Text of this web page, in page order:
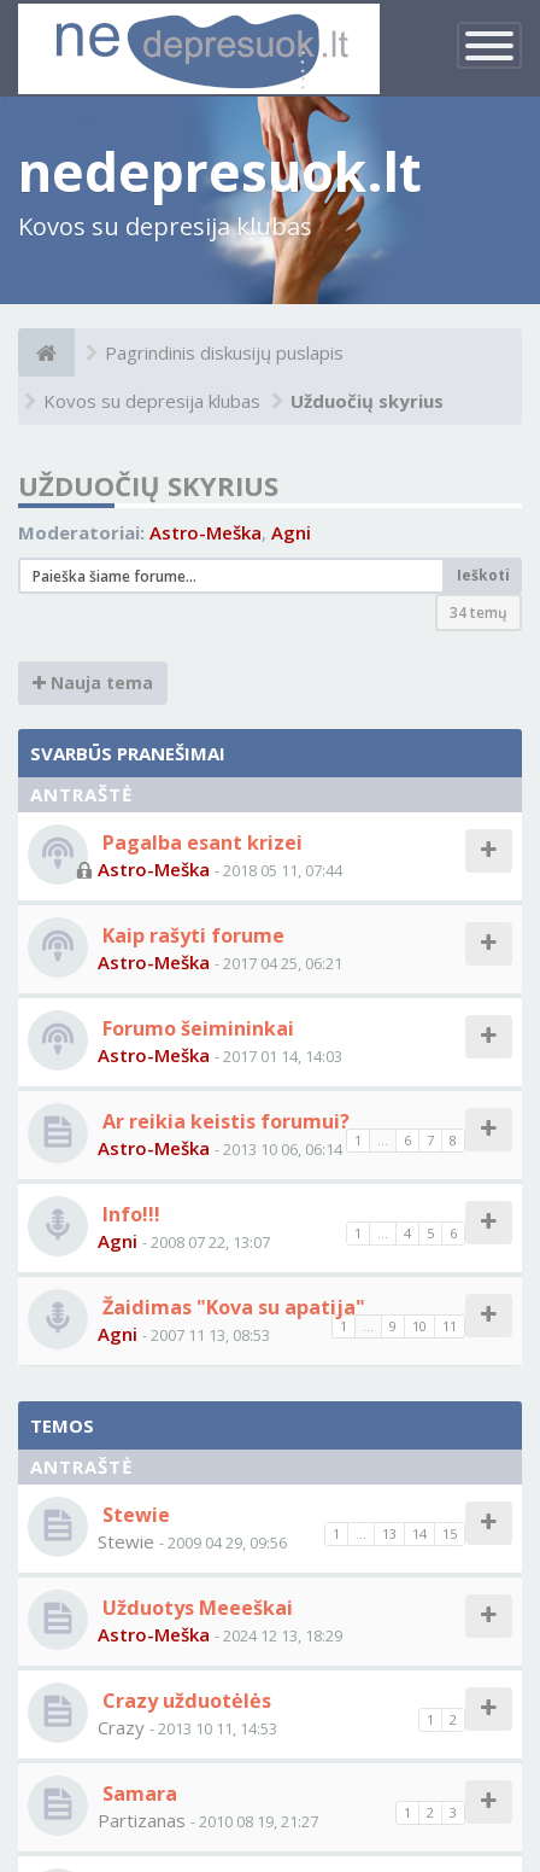
Įjungti
×
nedepresuok.lt
Kovos su depresija klubas
Pagrindinis diskusijų puslapis
Kovos su depresija klubas
Užduočių skyrius
UŽDUOČIŲ SKYRIUS
Moderatoriai: Astro-Meška, Agni
Ieškoti
34 temų
Nauja tema
SVARBŪS PRANEŠIMAI
ANTRAŠTĖ
Pagalba esant krizei
Astro-Meška - 2018 05 11, 07:44
Kaip rašyti forume
Astro-Meška - 2017 04 25, 06:21
Forumo šeimininkai
Astro-Meška - 2017 01 14, 14:03
Ar reikia keistis forumui?
1 ... 6 7 8
Astro-Meška - 2013 10 06, 06:14
Info!!!
1 ... 4 5 6
Agni - 2008 07 22, 13:07
Žaidimas "Kova su apatija"
1 ... 9 10 11
Agni - 2007 11 13, 08:53
TEMOS
ANTRAŠTĖ
Stewie
1 ... 13 14 15
Stewie - 2009 04 29, 09:56
Užduotys Meeeškai
Astro-Meška - 2024 12 13, 18:29
Crazy užduotėlės
1 2
Crazy - 2013 10 11, 14:53
Samara
1 2 3
Partizanas - 2010 08 19, 21:27